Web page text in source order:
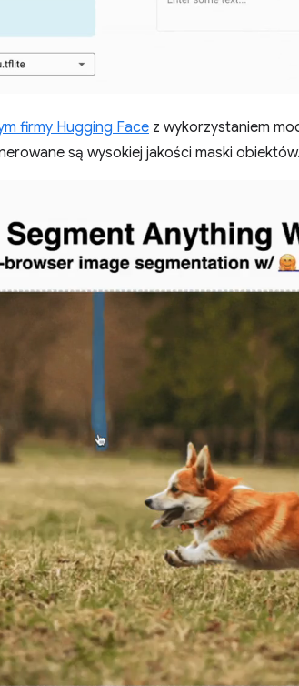
firmy Hugging Face z wykorzystaniem
są wysokiej jakości maski obiektów.